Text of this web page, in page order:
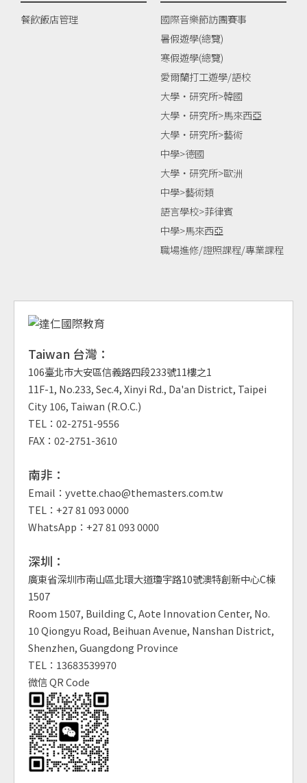
餐飲飯店管理
國際音樂節訪團賽事
暑假遊學(總覽)
寒假遊學(總覽)
愛爾蘭打工遊學/語校
大學‧研究所>韓國
大學‧研究所>馬來西亞
大學‧研究所>藝術
中學>德國
大學‧研究所>歐洲
中學>藝術類
語言學校>菲律賓
中學>馬來西亞
職場進修/證照課程/專業課程
Taiwan 台灣：
106臺北市大安區信義路四段233號11樓之1
11F-1, No.233, Sec.4, Xinyi Rd., Da'an District, Taipei
City 106, Taiwan (R.O.C.)
TEL：02-2751-9556
FAX：02-2751-3610
南非：
Email：yvette.chao@themasters.com.tw
TEL：+27 81 093 0000
WhatsApp：+27 81 093 0000
深圳：
廣東省深圳市南山區北環大道瓊宇路10號澳特創新中心C棟
1507
Room 1507, Building C, Aote Innovation Center, No.
10 Qiongyu Road, Beihuan Avenue, Nanshan District,
Shenzhen, Guangdong Province
TEL：13683539970
微信 QR Code